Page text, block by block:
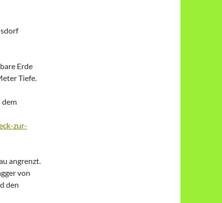
Erde
Tiefe.
dem
zur-
angrenzt.
von
den